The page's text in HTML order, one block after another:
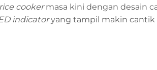
rice cookermasa kini dengan desain
indicatoryang tampil makin cantik